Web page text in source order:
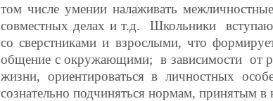
том числе умении налаживать
совместных делах и т.д. Школьники
со сверстниками и взрослыми, что
общение с окружающими; в зависимости от
жизни, ориентироваться в личностных
сознательно подчиняться нормам, принятым в